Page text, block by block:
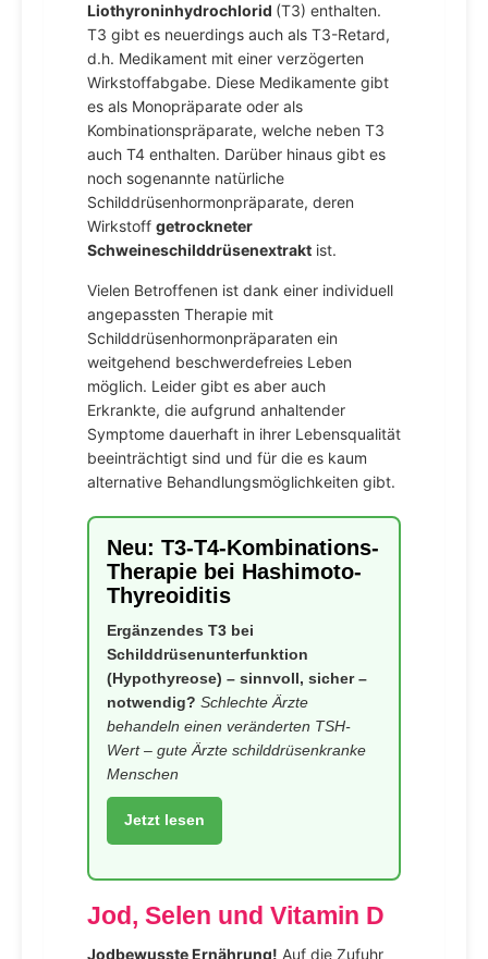
Liothyroninhydrochlorid (T3) enthalten.
T3 gibt es neuerdings auch als T3-Retard,
d.h. Medikament mit einer verzögerten
Wirkstoffabgabe. Diese Medikamente gibt
es als Monopräparate oder als
Kombinationspräparate, welche neben T3
auch T4 enthalten. Darüber hinaus gibt es
noch sogenannte natürliche
Schilddrüsenhormonpräparate, deren
Wirkstoff getrockneter
Schweineschilddrüsenextrakt ist.
Vielen Betroffenen ist dank einer individuell
angepassten Therapie mit
Schilddrüsenhormonpräparaten ein
weitgehend beschwerdefreies Leben
möglich. Leider gibt es aber auch
Erkrankte, die aufgrund anhaltender
Symptome dauerhaft in ihrer Lebensqualität
beeinträchtigt sind und für die es kaum
alternative Behandlungsmöglichkeiten gibt.
Neu: T3-T4-Kombinations-
Therapie bei Hashimoto-
Thyreoiditis
Ergänzendes T3 bei
Schilddrüsenunterfunktion
(Hypothyreose) – sinnvoll, sicher –
notwendig? Schlechte Ärzte
behandeln einen veränderten TSH-
Wert – gute Ärzte schilddrüsenkranke
Menschen
Jetzt lesen
Jod, Selen und Vitamin D
Jodbewusste Ernährung! Auf die Zufuhr